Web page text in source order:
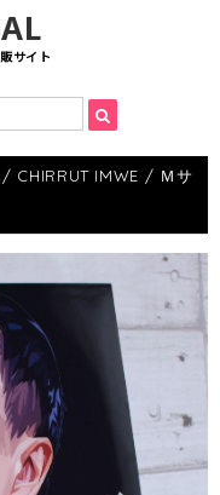
サイト
/ CHIRRUT IMWE / Ｍサ